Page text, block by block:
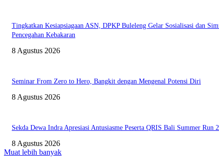
Tingkatkan Kesiapsiagaan ASN, DPKP Buleleng Gelar Sosialisasi dan
Pencegahan Kebakaran
8 Agustus 2026
Seminar From Zero to Hero, Bangkit dengan Mengenal Potensi Diri
8 Agustus 2026
Sekda Dewa Indra Apresiasi Antusiasme Peserta QRIS Bali Summer Run
8 Agustus 2026
Muat lebih banyak